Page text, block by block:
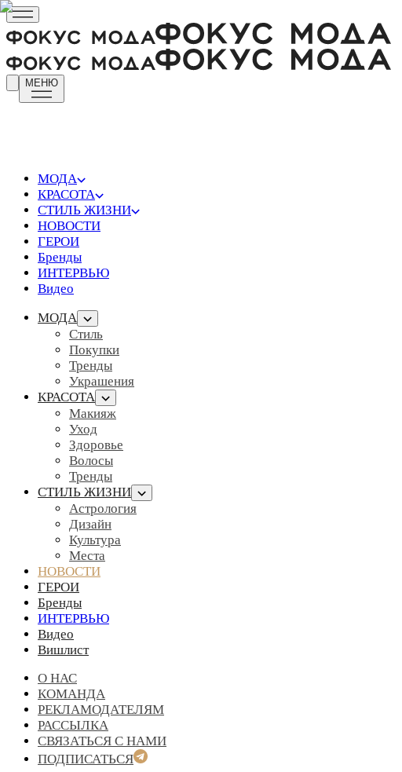
МЕНЮ
МОДА
КРАСОТА
СТИЛЬ ЖИЗНИ
НОВОСТИ
ГЕРОИ
Бренды
ИНТЕРВЬЮ
Видео
МОДА
Стиль
Покупки
Тренды
Украшения
КРАСОТА
Макияж
Уход
Здоровье
Волосы
Тренды
СТИЛЬ ЖИЗНИ
Астрология
Дизайн
Культура
Места
НОВОСТИ
ГЕРОИ
Бренды
ИНТЕРВЬЮ
Видео
Вишлист
О НАС
КОМАНДА
РЕКЛАМОДАТЕЛЯМ
РАССЫЛКА
СВЯЗАТЬСЯ С НАМИ
ПОДПИСАТЬСЯ